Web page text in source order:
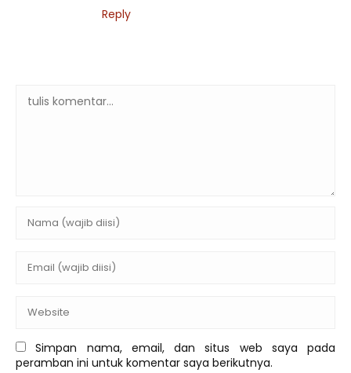
Reply
Simpan nama, email, dan situs web saya pada
peramban ini untuk komentar saya berikutnya.